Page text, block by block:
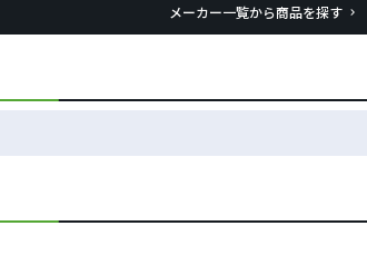
メーカー一覧から商品を探す